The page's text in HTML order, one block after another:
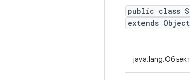
public class
extends Object
java.lang.Объект